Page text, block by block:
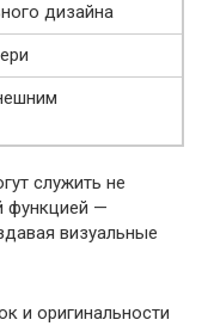
дизайна
служить не
функцией —
визуальные
и оригинальности